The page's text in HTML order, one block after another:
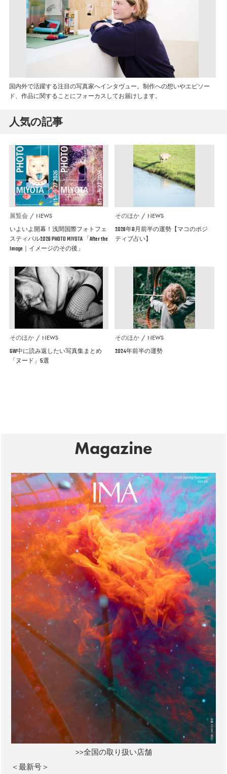
国内外で活躍する注目の写真家へインタヴュー。制作への想いやエピソー
ド、作品に関することにフォーカスしてお届けします。
人気の記事
展覧会 NEWS
いよいよ開幕！浅間国際フォトフェ
スティバル2026 PHOTO MIYOTA 「After the
Image｜イメージのその後」
そのほか NEWS
2026年8月前半の運勢【マコのポジ
ティブ占い】
そのほか NEWS
GW中に読み返したい写真集まとめ
「ヌード」5選
そのほか NEWS
2024年前半の運勢
Magazine
>>全国の取り扱い店舗
＜最新号＞